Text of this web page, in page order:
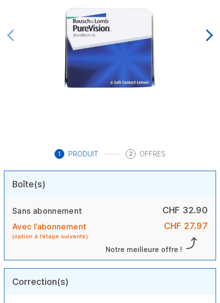
1 PRODUIT 2 OFFRES
Boîte(s)
Sans abonnement CHF 32.90
Avec l’abonnement
(option à l’étape suivante)
CHF 27.97
Notre meilleure offre !
Correction(s)